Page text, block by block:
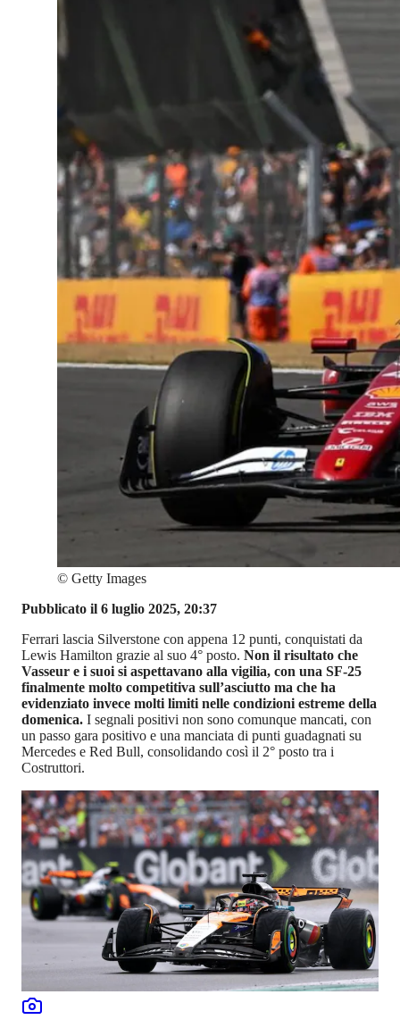
© Getty Images
Pubblicato il 6 luglio 2025, 20:37
Ferrari lascia Silverstone con appena 12 punti, conquistati da
Lewis Hamilton grazie al suo 4° posto. Non il risultato che
Vasseur e i suoi si aspettavano alla vigilia, con una SF-25
finalmente molto competitiva sull’asciutto ma che ha
evidenziato invece molti limiti nelle condizioni estreme della
domenica. I segnali positivi non sono comunque mancati, con
un passo gara positivo e una manciata di punti guadagnati su
Mercedes e Red Bull, consolidando così il 2° posto tra i
Costruttori.